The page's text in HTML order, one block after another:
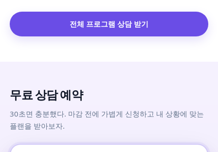
전체 프로그램 상담 받기
무료 상담 예약
30초면 충분했다. 마감 전에 가볍게 신청하고 내 상황에 맞는
플랜을 받아보자.